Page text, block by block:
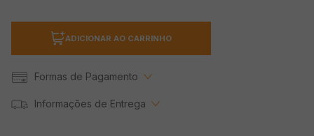
ADICIONAR AO CARRINHO
Formas de Pagamento
Informações de Entrega